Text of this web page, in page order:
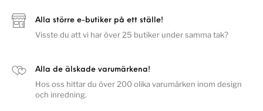
Alla större e-butiker på ett ställe!
Visste du att vi har över 25 butiker under samma tak?
Alla de älskade varumärkena!
Hos oss hittar du över 200 olika varumärken inom design
och inredning.